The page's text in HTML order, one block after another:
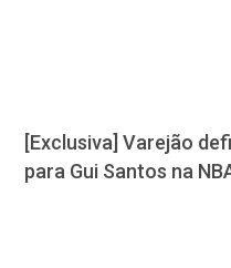
[Exclusiva] Varejão
para Gui Santos na